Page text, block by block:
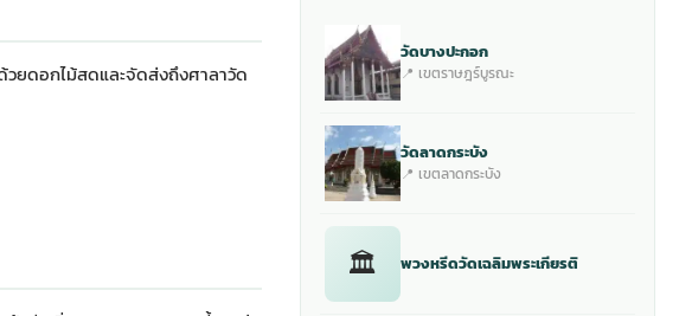
ยดอกไม้สดและจัดส่งถึงศาลาวัด
วัดบางปะกอก
📍 เขตราษฎร์บูรณะ
วัดลาดกระบัง
📍 เขตลาดกระบัง
🏛 พวงหรีดวัดเฉลิมพระเกียรติ